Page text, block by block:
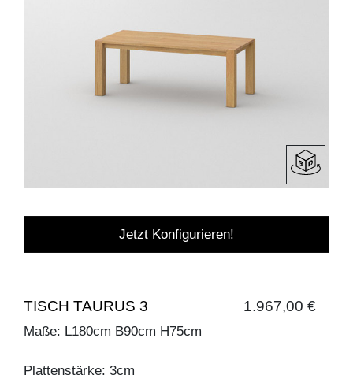
Jetzt Konfigurieren!
TISCH TAURUS 3 1.967,00 €
Maße: L180cm B90cm H75cm
Plattenstärke: 3cm